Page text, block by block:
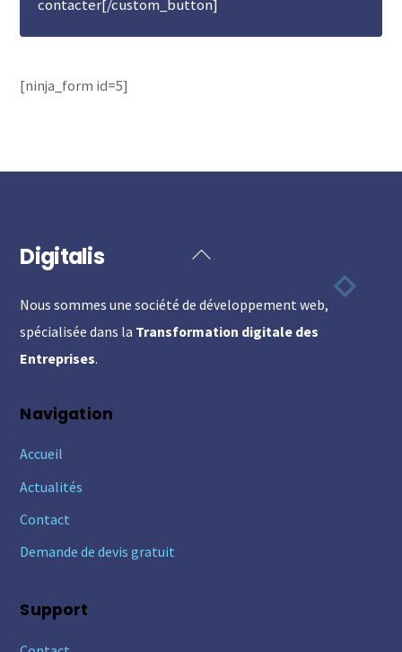
contacter[/custom_button]
[ninja_form id=5]
Back
Top
Digitalis
Nous sommes une société de développement web,
spécialisée dans la Transformation digitale des
Entreprises.
Navigation
Accueil
Actualités
Contact
Demande de devis gratuit
Support